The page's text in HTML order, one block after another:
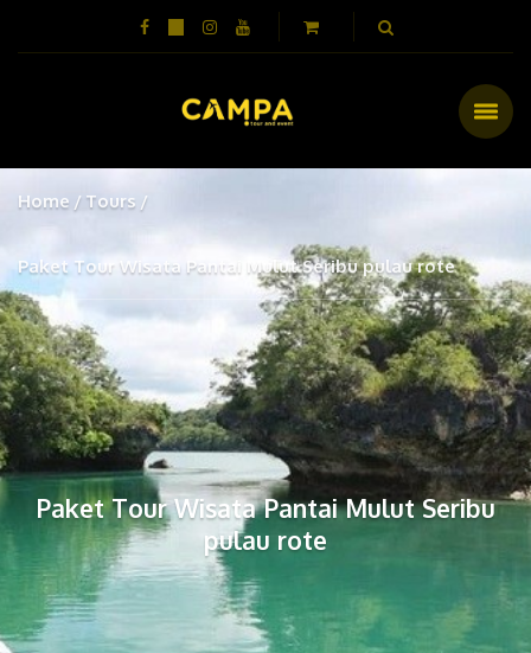
Home Tours
Paket Tour Wisata Pantai Mulut Seribu pulau rote
Paket Tour Wisata Pantai Mulut Seribu
pulau rote